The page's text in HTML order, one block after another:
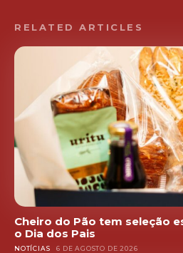
RELATED ARTICLES
Cheiro do Pão tem seleção
o Dia dos Pais
NOTÍCIAS 6 DE AGOSTO DE 2026